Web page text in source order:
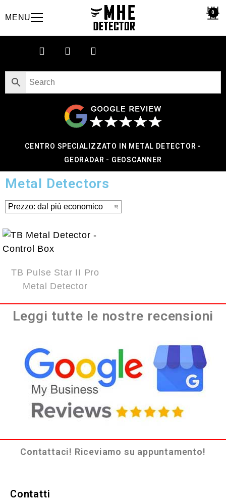
MENU
0
CENTRO SPECIALIZZATO IN METAL DETECTOR -
GEORADAR - GEOSCANNER
Metal Detectors
TB Pulse Star II Pro
Metal Detector
Leggi tutte le nostre recensioni
Contattaci! Riceviamo su appuntamento!
Contatti